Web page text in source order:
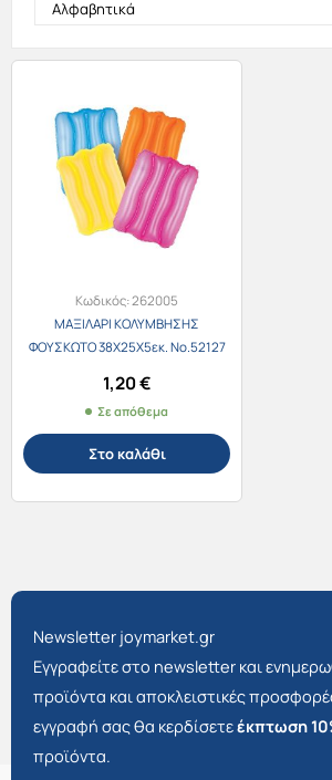
Κωδικός:262005
ΜΑΞΙΛΑΡΙ ΚΟΛΥΜΒΗΣΗΣ
ΦΟΥΣΚΩΤΟ 38X25Χ5εκ. Νο.52127
1,20€
Σε απόθεμα
Στο καλάθι
Newsletter joymarket.gr
Εγγραφείτε στο newsletter και
προϊόντα και αποκλειστικές
εγγραφή σας θα κερδίσετεέκπτωση
προϊόντα.